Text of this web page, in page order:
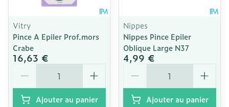
Vitry
Pince A Epiler Prof.mors
Crabe
16,63 €
Ajouter au panier
Nippes
Nippes Pince Epiler
Oblique Large N37
4,99 €
Ajouter au panier